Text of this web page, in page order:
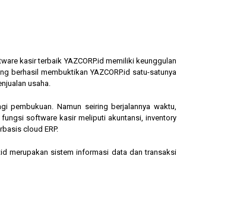
kasir terbaik YAZCORP.id memiliki keunggulan
berhasil membuktikan YAZCORP.id satu-satunya
usaha.
pembukuan. Namun seiring berjalannya waktu,
software kasir meliputi akuntansi, inventory
cloud ERP.
merupakan sistem informasi data dan transaksi